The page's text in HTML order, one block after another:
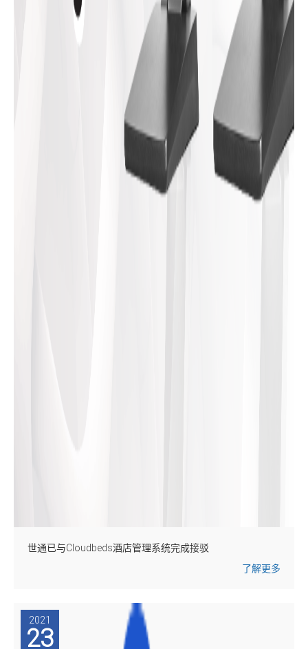
世通已与Cloudbeds酒店管理系统完成接驳
了解更多
2021
23